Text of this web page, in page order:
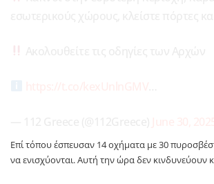
Επί τόπου έσπευσαν 14 οχήματα με 30
να ενισχύονται. Αυτή την ώρα δεν κινδυνεύουν